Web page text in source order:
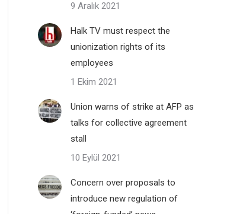
9 Aralık 2021
Halk TV must respect the
unionization rights of its
employees
1 Ekim 2021
Union warns of strike at AFP as
talks for collective agreement
stall
10 Eylül 2021
Concern over proposals to
introduce new regulation of